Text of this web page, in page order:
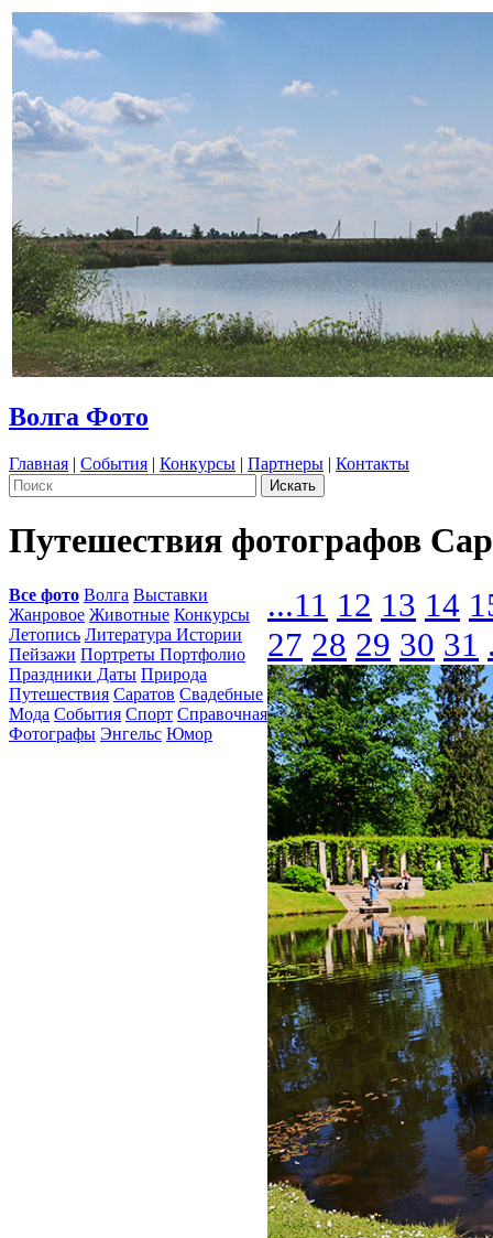
Волга Фото
Главная | События | Конкурсы | Партнеры | Контакты
Путешествия фотографов
Все фото Волга Выставки
Жанровое Животные Конкурсы
Летопись Литература Истории
Пейзажи Портреты Портфолио
Праздники Даты Природа
Путешествия Саратов Свадебные
Мода События Спорт Справочная
Фотографы Энгельс Юмор
...11 12 13 14
27 28 29 30 31